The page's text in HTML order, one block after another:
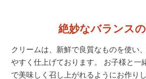
絶妙なバランス
クリームは、新鮮で良質なものを使い
やすく仕上げております。 お子様と一
で美味しく召し上がれるようにお作り